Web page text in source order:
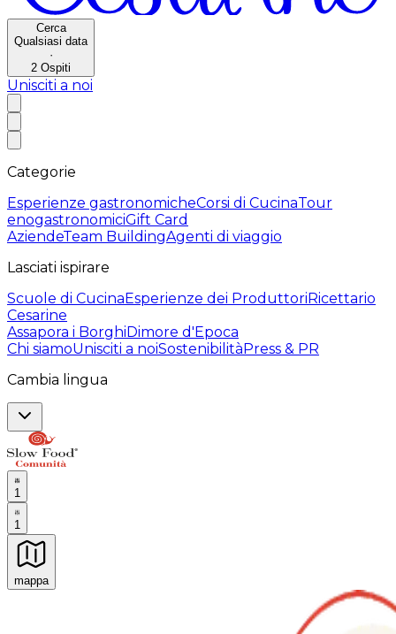
Cerca
Qualsiasi data
·
2 Ospiti
Unisciti a noi
Categorie
Esperienze gastronomicheCorsi di CucinaTour
enogastronomiciGift Card
AziendeTeam BuildingAgenti di viaggio
Lasciati ispirare
Scuole di CucinaEsperienze dei ProduttoriRicettario
Cesarine
Assapora i BorghiDimore d'Epoca
Chi siamoUnisciti a noiSostenibilitàPress & PR
Cambia lingua
1
1
mappa
Esperienze culinarie indimenticabili: Esperienze